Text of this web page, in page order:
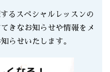
るスペシャルレッスンの
きなお知らせや情報をメ
らせいたします。